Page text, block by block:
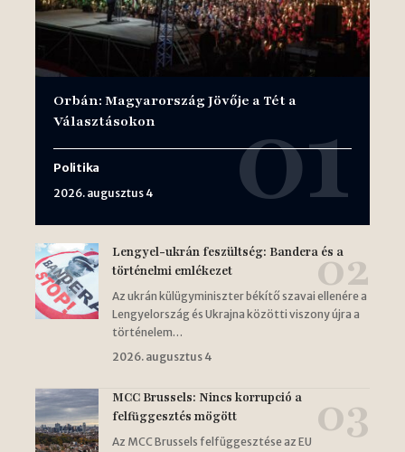
Orbán: Magyarország Jövője a Tét a
Választásokon
Politika
2026. augusztus 4
Lengyel-ukrán feszültség: Bandera és a
történelmi emlékezet
Az ukrán külügyminiszter békítő szavai ellenére a
Lengyelország és Ukrajna közötti viszony újra a
történelem…
2026. augusztus 4
MCC Brussels: Nincs korrupció a
felfüggesztés mögött
Az MCC Brussels felfüggesztése az EU